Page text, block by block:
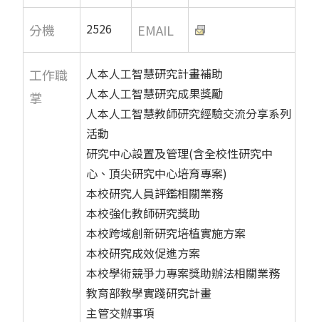
分機 2526 EMAIL
工作職
掌
人本人工智慧研究計畫補助
人本人工智慧研究成果獎勵
人本人工智慧教師研究經驗交流分享系列
活動
研究中心設置及管理(含全校性研究中
心、頂尖研究中心培育專案)
本校研究人員評鑑相關業務
本校強化教師研究獎助
本校跨域創新研究培植實施方案
本校研究成效促進方案
本校學術競爭力專案獎助辦法相關業務
教育部教學實踐研究計畫
主管交辦事項